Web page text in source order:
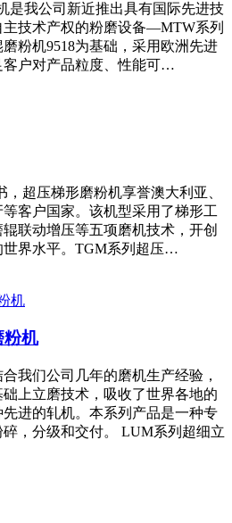
是我公司新近推出具有国际先进技
技术产权的粉磨设备—MTW系列
粉机9518为基础，采用欧洲先进
客户对产品粒度、性能可…
，超压梯形磨粉机享誉澳大利亚、
客户国家。该机型采用了梯形工
联动增压等五项磨机技术，开创
世界水平。TGM系列超压…
机
我们公司几年的磨机生产经验，
上立磨技术，吸收了世界各地的
进的轧机。本系列产品是一种专
，分级和交付。 LUM系列超细立